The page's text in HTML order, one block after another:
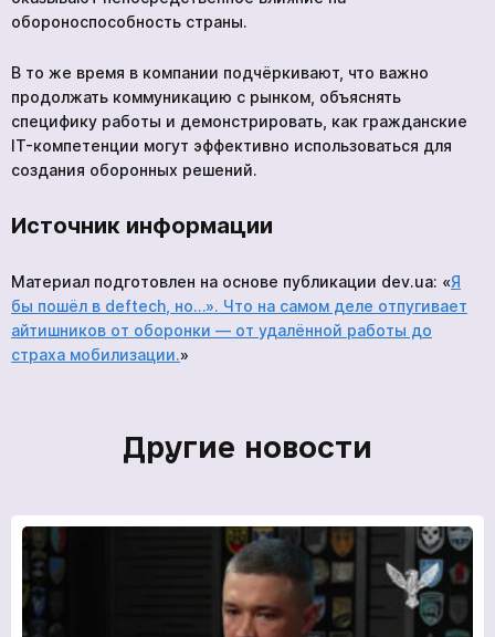
обороноспособность страны.
В то же время в компании подчёркивают, что важно
продолжать коммуникацию с рынком, объяснять
специфику работы и демонстрировать, как гражданские
IT-компетенции могут эффективно использоваться для
создания оборонных решений.
Источник информации
Материал подготовлен на основе публикации dev.ua: «Я
бы пошёл в deftech, но…». Что на самом деле отпугивает
айтишников от оборонки — от удалённой работы до
страха мобилизации.»
Другие новости